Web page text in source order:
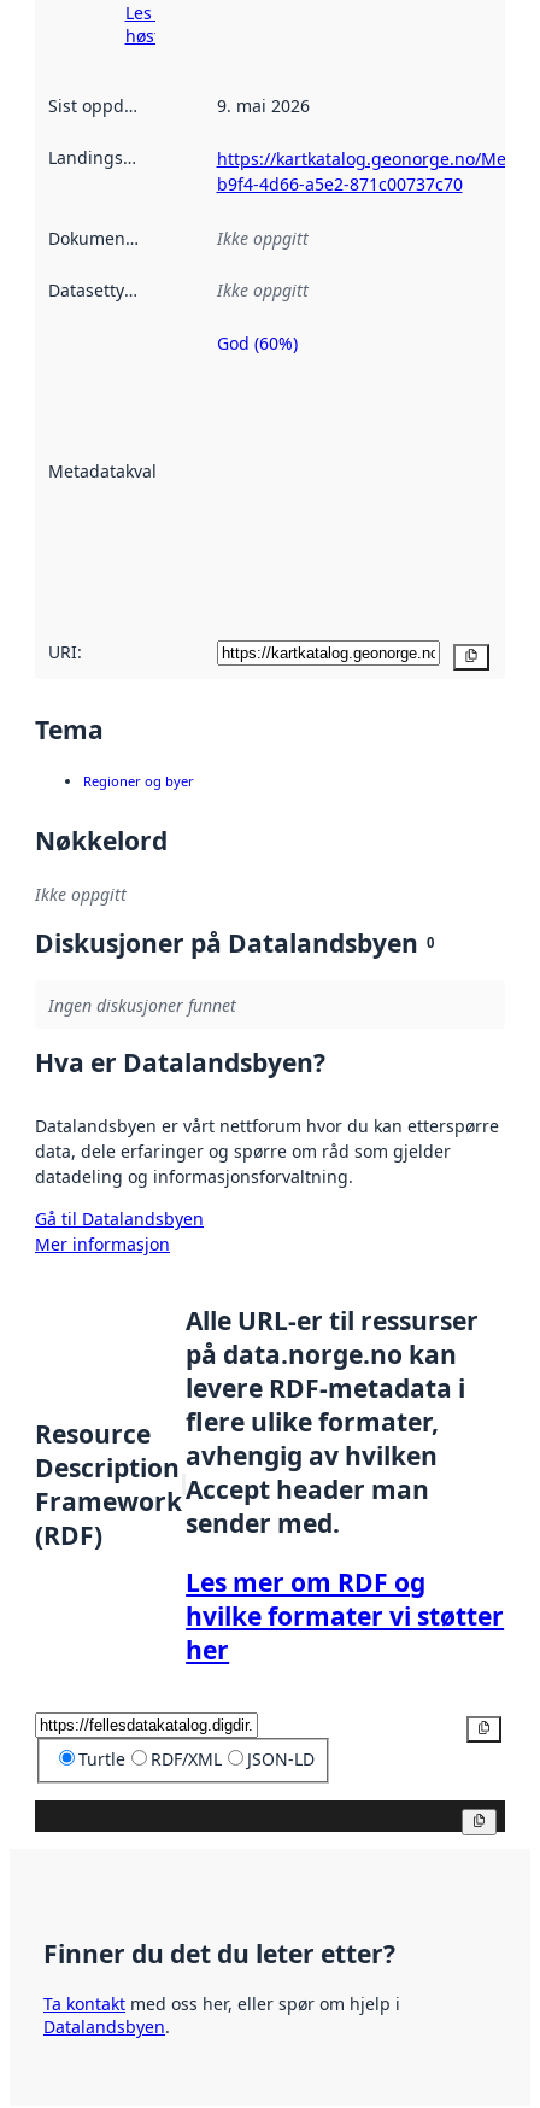
Les mer om
høsting her
Sist oppdatert 9. mai 2026
Landingsside
https://kartkatalog.geonorge.no/
b9f4-4d66-a5e2-871c00737c70
Dokumentasjon Ikke oppgitt
Datasettype Ikke oppgitt
Metadatakvalitet
Metadatakvalitet
God (60%)
URI:
Tema
Regioner og byer
Nøkkelord
Ikke oppgitt
Diskusjoner på Datalandsbyen 0
Ingen diskusjoner funnet
Hva er Datalandsbyen?
Datalandsbyen er vårt nettforum hvor du kan etterspørre
data, dele erfaringer og spørre om råd som gjelder
datadeling og informasjonsforvaltning.
Gå til Datalandsbyen
Mer informasjon
Resource
Description
Framework
(RDF)
Alle URL-er til ressurser
på data.norge.no kan
levere RDF-metadata i
flere ulike formater,
avhengig av hvilken
Accept header man
sender med.
Les mer om RDF og
hvilke formater vi støtter
her
Turtle RDF/XML JSON-LD
Finner du det du leter etter?
Ta kontakt med oss her, eller spør om hjelp i
Datalandsbyen.